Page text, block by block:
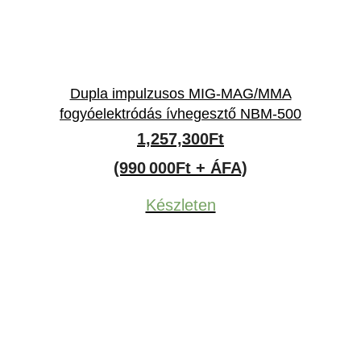
Dupla impulzusos MIG-MAG/MMA
fogyóelektródás ívhegesztő NBM-500
1,257,300Ft
(990 000Ft + ÁFA)
Készleten